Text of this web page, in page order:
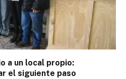
a un local propio:
el siguiente paso